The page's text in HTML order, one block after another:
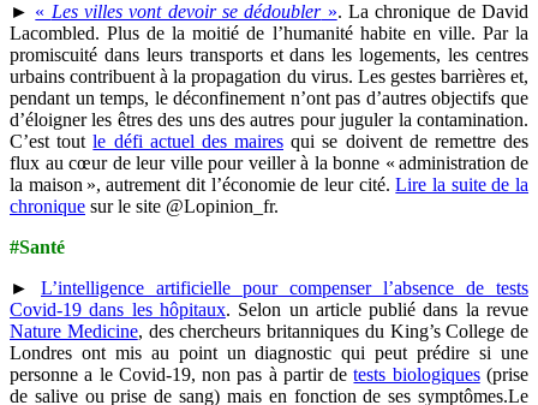
► « Les villes vont devoir se dédoubler». La chronique de David
Lacombled. Plus de la moitié de l’humanité habite en ville. Par la
promiscuité dans leurs transports et dans les logements, les centres
urbains contribuent à la propagation du virus. Les gestes barrières et,
pendant un temps, le déconfinement n’ont pas d’autres objectifs que
d’éloigner les êtres des uns des autres pour juguler la contamination.
C’est toutle défi actuel des maires qui se doivent de remettre des
flux au cœur de leur ville pour veiller à la bonne « administration de
la maison », autrement dit l’économie de leur cité.Lire la suite de la
chronique sur le site @Lopinion_fr.
#Santé
► L’intelligence artificielle pour compenser l’absence de tests
Covid-19 dans les hôpitaux. Selon un article publié dans la revue
Nature Medicine, des chercheurs britanniques du King’s College de
Londres ont mis au point un diagnostic qui peut prédire si une
personne a le Covid-19, non pas à partir detests biologiques(prise
de salive ou prise de sang) mais en fonction de ses symptômes.Le